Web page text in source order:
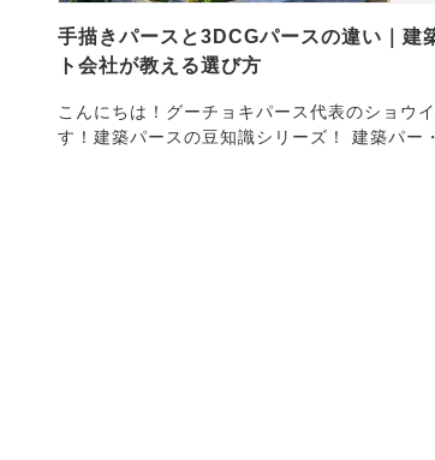
手描きパースと3DCGパースの違い｜建
ト会社が教える選び方
こんにちは！グーチョキパース代表のショウ
す！建築パースの豆知識シリーズ